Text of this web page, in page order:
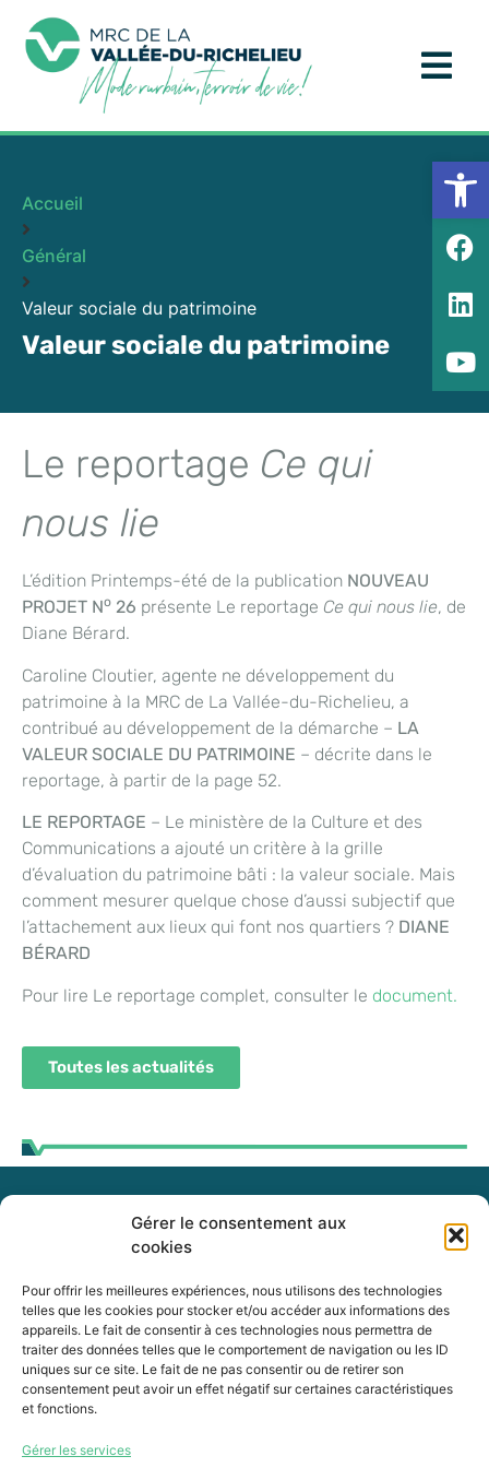
Gérer le consentement aux
cookies
Pour offrir les meilleures expériences, nous utilisons des technologies
telles que les cookies pour stocker et/ou accéder aux informations des
appareils. Le fait de consentir à ces technologies nous permettra de
traiter des données telles que le comportement de navigation ou les ID
uniques sur ce site. Le fait de ne pas consentir ou de retirer son
consentement peut avoir un effet négatif sur certaines caractéristiques
et fonctions.
Gérer les services
Accueil
Général
Valeur sociale du patrimoine
Valeur sociale du patrimoine
Le reportage Ce qui
nous lie
L’édition Printemps-été de la publication NOUVEAU
PROJET No 26 présente Le reportage Ce qui nous lie, de
Diane Bérard.
Caroline Cloutier, agente ne développement du
patrimoine à la MRC de La Vallée-du-Richelieu, a
contribué au développement de la démarche – LA
VALEUR SOCIALE DU PATRIMOINE – décrite dans le
reportage, à partir de la page 52.
LE REPORTAGE – Le ministère de la Culture et des
Communications a ajouté un critère à la grille
d’évaluation du patrimoine bâti : la valeur sociale. Mais
comment mesurer quelque chose d’aussi subjectif que
l’attachement aux lieux qui font nos quartiers ? DIANE
BÉRARD
Pour lire Le reportage complet, consulter le document.
Toutes les actualités
255, boul. Laurier, bureau 100
McMasterville (Québec)
J3G 0B7
Intranet